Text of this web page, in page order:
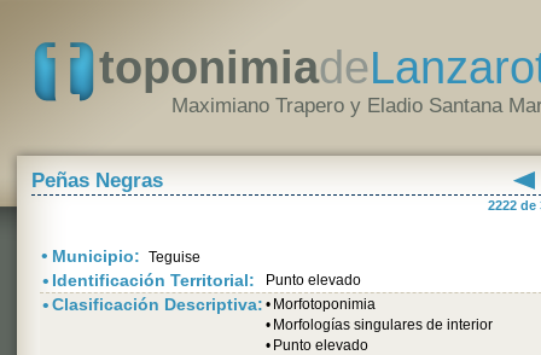
toponimiade
Maximiano Trapero y Eladio Santana
Peñas Negras
2222 de
• Municipio: Teguise
• Identificación Territorial: Punto elevado
•Clasificación Descriptiva: • Morfotoponimia
• Morfologías singulares de interior
• Punto elevado